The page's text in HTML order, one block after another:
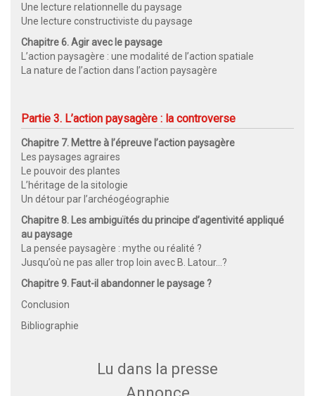
Une lecture relationnelle du paysage
Une lecture constructiviste du paysage
Chapitre 6. Agir avec le paysage
L’action paysagère : une modalité de l’action spatiale
La nature de l’action dans l’action paysagère
Partie 3. L’action paysagère : la controverse
Chapitre 7. Mettre à l’épreuve l’action paysagère
Les paysages agraires
Le pouvoir des plantes
L’héritage de la sitologie
Un détour par l’archéogéographie
Chapitre 8. Les ambiguïtés du principe d’agentivité appliqué
au paysage
La pensée paysagère : mythe ou réalité ?
Jusqu’où ne pas aller trop loin avec B. Latour…?
Chapitre 9. Faut-il abandonner le paysage ?
Conclusion
Bibliographie
Lu dans la presse